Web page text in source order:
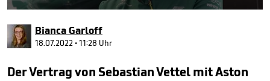
seconds
of
27
seconds
Bianca Garloff
18.07.2022 • 11:28 Uhr
Der Vertrag von Sebastian Vettel mit Aston